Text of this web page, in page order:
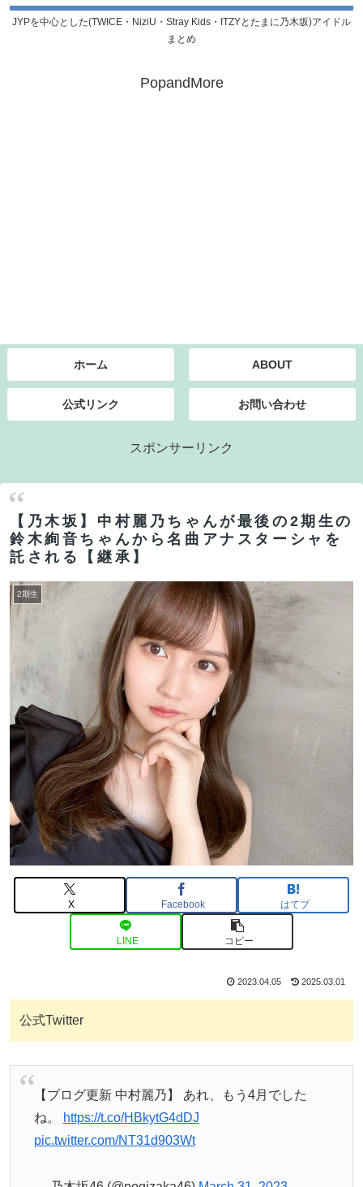
JYPを中心とした(TWICE・NiziU・Stray Kids・ITZYとたまに乃木坂)アイドル
まとめ
PopandMore
ホーム ABOUT
公式リンク お問い合わせ
スポンサーリンク
【乃木坂】中村麗乃ちゃんが最後の2期生の
鈴木絢音ちゃんから名曲アナスターシャを
託される【継承】
2期生
X Facebook はてブ
LINE コピー
2023.04.05 2025.03.01
公式Twitter
【ブログ更新 中村麗乃】 あれ、もう4月でした
ね。
https://t.co/HBkytG4dDJ
pic.twitter.com/NT31d903Wt